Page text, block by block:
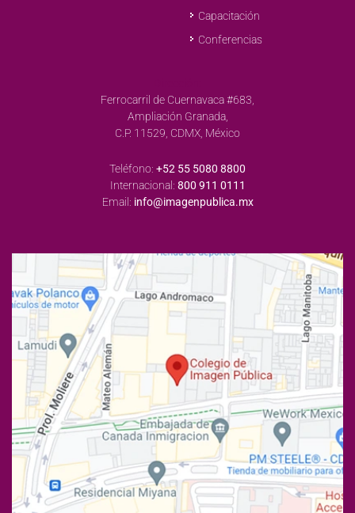
Capacitación
Conferencias
Ferrocarril de Cuernavaca #683,
Ampliación Granada,
C.P. 11529, CDMX, México
Teléfono: +52 55 5080 8800
Internacional: 800 911 0111
Email: info@imagenpublica.mx